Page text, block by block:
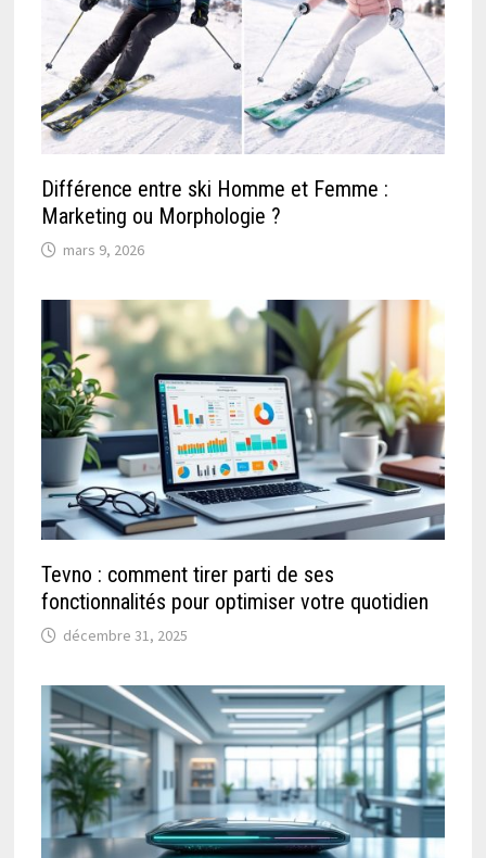
Différence entre ski Homme et Femme :
Marketing ou Morphologie ?
mars 9, 2026
Tevno : comment tirer parti de ses
fonctionnalités pour optimiser votre quotidien
décembre 31, 2025